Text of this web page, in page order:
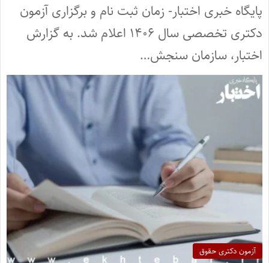
پایگاه خبری اختبار- زمان ثبت نام و برگزاری آزمون
دکتری تخصصی سال ۱۴۰۶ اعلام شد. به گزارش
اختبار، سازمان سنجش…
آزمون دکتری حقوق